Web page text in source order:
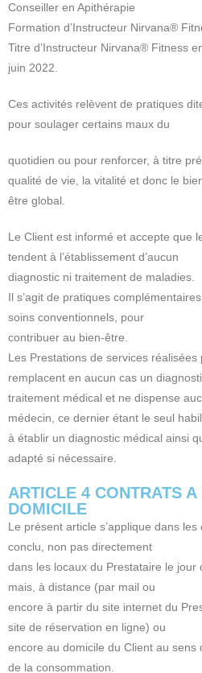
Conseiller en Apithérapie
Formation d’Instructeur Nirvana®
Titre d’Instructeur Nirvana® Fitness
juin 2022.
Ces activités relèvent de pratiques
pour soulager certains maux du
quotidien ou pour renforcer, à titre
qualité de vie, la vitalité et donc le
être global.
Le Client est informé et accepte que
tendent à l’établissement d’aucun
diagnostic ni traitement de maladies.
Il s’agit de pratiques
soins conventionnels, pour
contribuer au bien-être.
Les Prestations de services réalisées
remplacent en aucun cas un
traitement médical et ne dispense
médecin, ce dernier étant le seul
à établir un diagnostic médical ainsi
adapté si nécessaire.
ARTICLE 4 CONTRATS
DOMICILE
Le présent article s’applique dans
conclu, non pas directement
dans les locaux du Prestataire le jour
mais, à distance (par mail ou
encore à partir du site internet du
site de réservation en ligne) ou
encore au domicile du Client au sens
de la consommation.